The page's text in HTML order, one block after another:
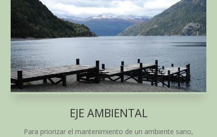
EJE AMBIENTAL
Para priorizar el mantenimiento de un ambiente sano,